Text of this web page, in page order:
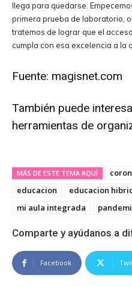
llega para quedarse.
primera prueba de laboratorio,
tratemos de lograr que el
cumpla con esa excelencia a la
Fuente: magisnet.com
También puede
herramientas de
MÁS DE ESTE TEMA AQUÏ
educacion
educacion
mi aula integrada
Comparte y ayúdanos a
Facebook